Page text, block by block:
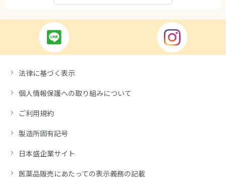
法律に基づく表示
個人情報保護への取り組みについて
ご利用規約
製造所固有記号
日本盛企業サイト
医薬品販売にあたっての表示義務の記載